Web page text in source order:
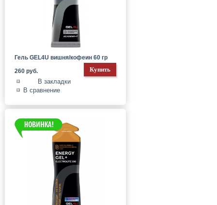
Гель GEL4U вишня/кофеин 60 гр
260 руб.
В закладки
В сравнение